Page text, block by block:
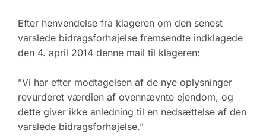
Efter henvendelse fra klageren om den senest
varslede bidragsforhøjelse fremsendte indklagede
den 4. april 2014 denne mail til klageren:
”Vi har efter modtagelsen af de nye oplysninger
revurderet værdien af ovennævnte ejendom, og
dette giver ikke anledning til en nedsættelse af den
varslede bidragsforhøjelse.”